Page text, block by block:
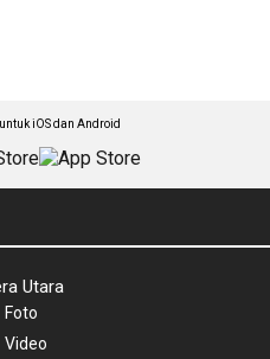
iOS dan Android
Utara
Foto
Video